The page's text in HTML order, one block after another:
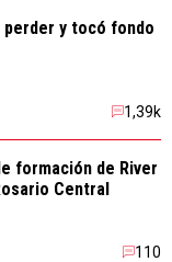
perder y tocó fondo
1,39k
formación de River
Central
110